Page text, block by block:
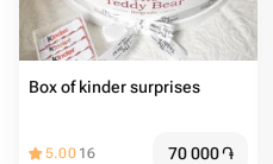
Box of kinder surprises
5.00 16 70 000֏